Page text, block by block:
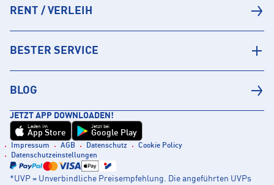
RENT / VERLEIH
BESTER SERVICE
BLOG
JETZT APP DOWNLOADEN!
Laden im
App Store
Jetzt bei
Google Play
Impressum AGB Datenschutz
Cookie Policy
Datenschutzeinstellungen
*UVP = Unverbindliche Preisempfehlung. Die angeführten UVPs